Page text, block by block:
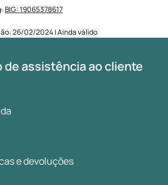
:BIG: 19065378617
26/02/2024 | Ainda válido
de assistência ao cliente
e devoluções